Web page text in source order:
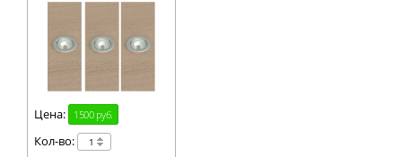
Цена: 1500 руб.
Кол-во: